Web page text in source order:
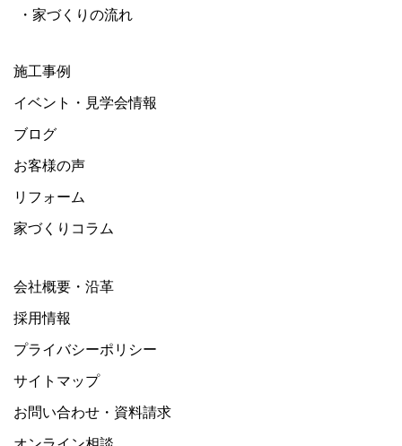
・家づくりの流れ
施工事例
イベント・見学会情報
ブログ
お客様の声
リフォーム
家づくりコラム
会社概要・沿革
採用情報
プライバシーポリシー
サイトマップ
お問い合わせ・資料請求